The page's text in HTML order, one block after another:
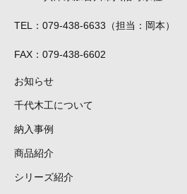
TEL 079-438-6633（担当：岡本）
FAX 079-438-6602
お知らせ
千代木工について
納入事例
商品紹介
シリーズ紹介